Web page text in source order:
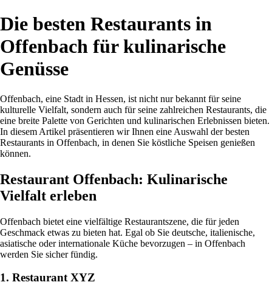
Die besten Restaurants in
Offenbach für kulinarische
Genüsse
Offenbach, eine Stadt in Hessen, ist nicht nur bekannt für seine
kulturelle Vielfalt, sondern auch für seine zahlreichen Restaurants, die
eine breite Palette von Gerichten und kulinarischen Erlebnissen bieten.
In diesem Artikel präsentieren wir Ihnen eine Auswahl der besten
Restaurants in Offenbach, in denen Sie köstliche Speisen genießen
können.
Restaurant Offenbach: Kulinarische
Vielfalt erleben
Offenbach bietet eine vielfältige Restaurantszene, die für jeden
Geschmack etwas zu bieten hat. Egal ob Sie deutsche, italienische,
asiatische oder internationale Küche bevorzugen – in Offenbach
werden Sie sicher fündig.
1. Restaurant XYZ